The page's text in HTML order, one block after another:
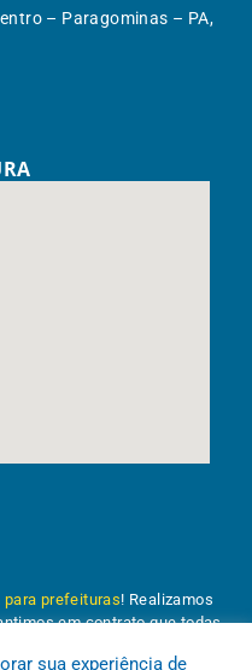
– Paragominas – PA,
prefeituras! Realizamos
em contrato que todas
sua experiência de